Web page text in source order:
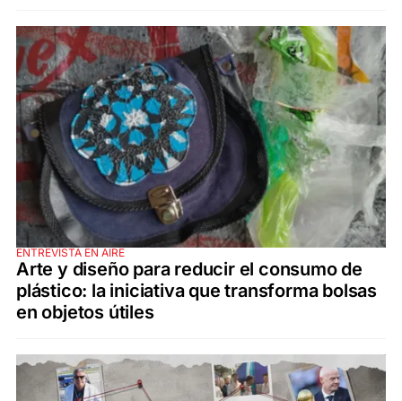
ENTREVISTA EN AIRE
Arte y diseño para reducir el consumo de
plástico: la iniciativa que transforma bolsas
en objetos útiles